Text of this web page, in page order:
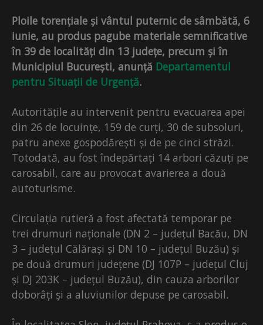
Ploile torențiale și vântul puternic de sâmbătă, 6
iunie, au produs pagube materiale semnificative
în 39 de localități din 13 județe, precum și în
Municipiul București, anunță Departamentul
pentru Situații de Urgență.
Autoritățile au intervenit pentru evacuarea apei
din 26 de locuințe, 159 de curți, 30 de subsoluri,
patru anexe gospodărești și de pe cinci străzi.
Totodată, au fost îndepărtați 14 arbori căzuți pe
carosabil, care au provocat avarierea a două
autoturisme.
Circulația rutieră a fost afectată temporar pe
trei drumuri naționale (DN 2 – județul Bacău, DN
3 – județul Călărași și DN 10 – județul Buzău) și
pe două drumuri județene (DJ 107P – județul Cluj
și DJ 203K – județul Buzău), din cauza arborilor
doborâți și a aluviunilor depuse pe carosabil.